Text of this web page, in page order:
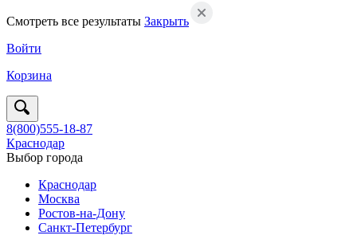
Смотреть все результаты Закрыть
Войти
Корзина
8(800)555-18-87
Краснодар
Выбор города
Краснодар
Москва
Ростов-на-Дону
Санкт-Петербург